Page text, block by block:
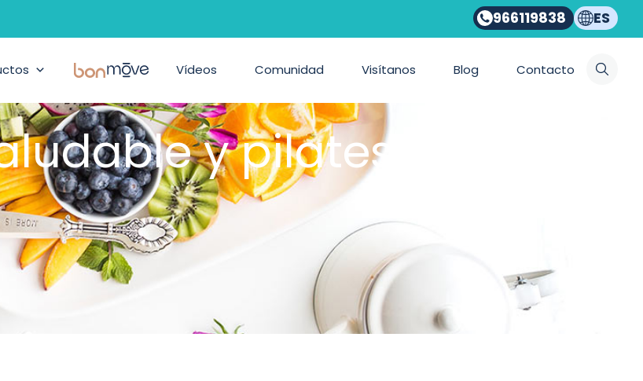
966119838 ES
BonMove Vídeos Comunidad Visítanos Blog Contacto
y pilates